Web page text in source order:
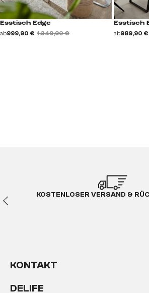
Esstisch Edge
ab999,90 € 1.349,90 €
Esstisch
ab989,90 €
KOSTENLOSER VERSAND &
KONTAKT
DELIFE